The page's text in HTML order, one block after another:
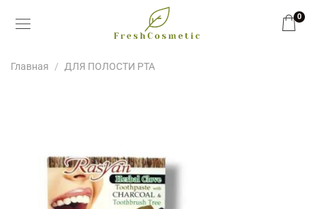
0
Главная ДЛЯ ПОЛОСТИ РТА